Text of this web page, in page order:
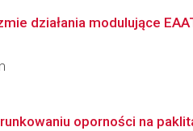
działania modulujące
oporności na